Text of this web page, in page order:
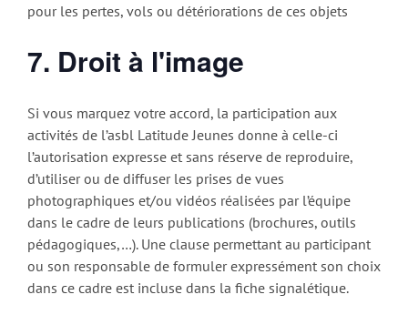
pour les pertes, vols ou détériorations de ces objets
7. Droit à l'image
Si vous marquez votre accord, la participation aux
activités de l’asbl Latitude Jeunes donne à celle-ci
l’autorisation expresse et sans réserve de reproduire,
d’utiliser ou de diffuser les prises de vues
photographiques et/ou vidéos réalisées par l’équipe
dans le cadre de leurs publications (brochures, outils
pédagogiques,…). Une clause permettant au participant
ou son responsable de formuler expressément son choix
dans ce cadre est incluse dans la fiche signalétique.